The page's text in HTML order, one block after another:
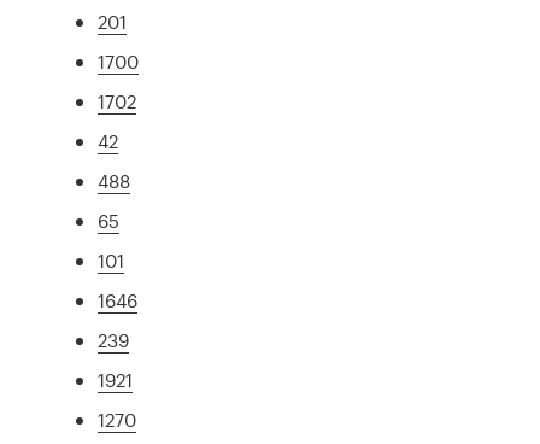
201
1700
1702
42
488
65
101
1646
239
1921
1270